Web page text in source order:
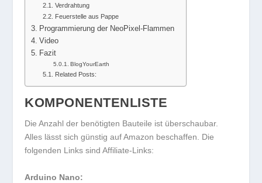
Verdrahtung
Feuerstelle aus Pappe
Programmierung der NeoPixel-Flammen
Video
Fazit
BlogYourEarth
Related Posts:
KOMPONENTENLISTE
Die Anzahl der benötigten Bauteile ist überschaubar.
Alles lässt sich günstig auf Amazon beschaffen. Die
folgenden Links sind Affiliate-Links:
Arduino Nano: